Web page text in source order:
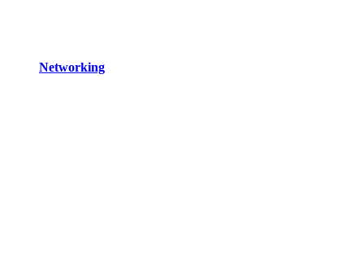
Networking